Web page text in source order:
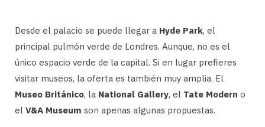
Desde el palacio se puede llegar a Hyde Park, el
principal pulmón verde de Londres. Aunque, no es el
único espacio verde de la capital. Si en lugar prefieres
visitar museos, la oferta es también muy amplia. El
Museo Británico, la National Gallery, el Tate Modern o
el V&A Museum son apenas algunas propuestas.